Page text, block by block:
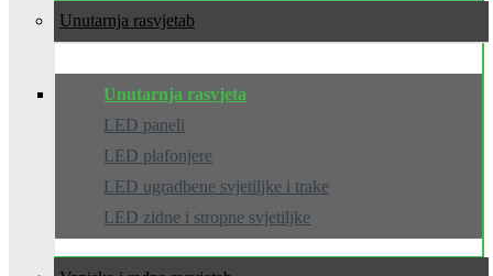
Unutarnja rasvjeta
Unutarnja rasvjeta
LED paneli
LED plafonjere
LED ugradbene svjetiljke i trake
LED zidne i stropne svjetiljke